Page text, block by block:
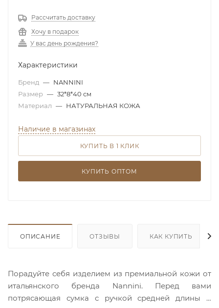
Рассчитать доставку
Хочу в подарок
У вас день рождения?
Характеристики
Бренд — NANNINI
Размер — 32*8*40 см
Материал — НАТУРАЛЬНАЯ КОЖА
Наличие в магазинах
КУПИТЬ В 1 КЛИК
КУПИТЬ ОПТОМ
ОПИСАНИЕ ОТЗЫВЫ КАК КУПИТЬ
Порадуйте себя изделием из премиальной кожи от
итальянского бренда Nannini. Перед вами
потрясающая сумка с ручкой средней длины и